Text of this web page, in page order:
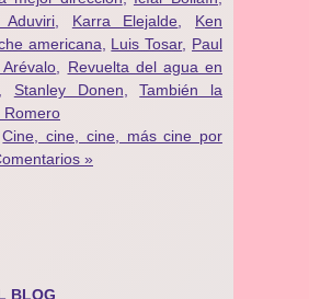
Karra Elejalde
Ken
americana Luis Tosar, Paul
Arévalo
Revuelta del agua en
Stanley Donen ,También la
Romero
Cine, cine, cine, más cine por
»
BLOG